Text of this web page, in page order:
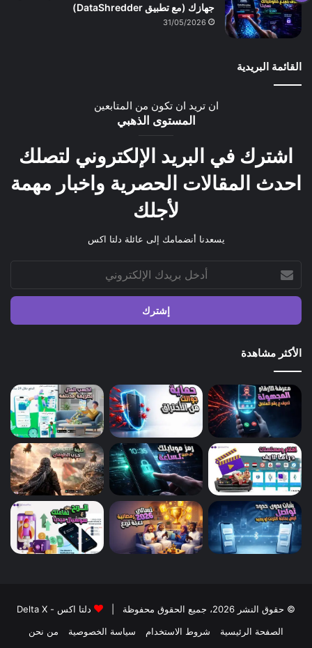
جهازك (مع تطبيق DataShredder)
31/05/2026
القائمة البريدية
ان تريد ان تكون من المتابعين
المستوى الذهبي
اشترك في البريد الإلكتروني لتصلك
احدث المقالات الحصرية واخبار مهمة
لأجلك
يسعدنا أنضمامك إلى عائلة دلتا اكس
أدخل
بريدك
الإلكتروني
الأكثر مشاهدة
© حقوق النشر 2026، جميع الحقوق محفوظة |
دلتا اكس - Delta X
الصفحة الرئيسية
شروط الاستخدام سياسة الخصوصية
من نحن